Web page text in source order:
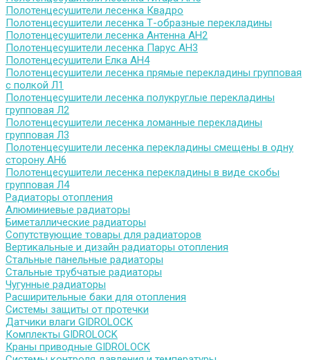
Полотенцесушители лесенка Квадро
Полотенцесушители лесенка Т-образные перекладины
Полотенцесушители лесенка Антенна АН2
Полотенцесушители лесенка Парус АН3
Полотенцесушители Елка АН4
Полотенцесушители лесенка прямые перекладины групповая
с полкой Л1
Полотенцесушители лесенка полукруглые перекладины
групповая Л2
Полотенцесушители лесенка ломанные перекладины
групповая Л3
Полотенцесушители лесенка перекладины смещены в одну
сторону АН6
Полотенцесушители лесенка перекладины в виде скобы
групповая Л4
Радиаторы отопления
Алюминиевые радиаторы
Биметаллические радиаторы
Сопутствующие товары для радиаторов
Вертикальные и дизайн радиаторы отопления
Стальные панельные радиаторы
Стальные трубчатые радиаторы
Чугунные радиаторы
Расширительные баки для отопления
Системы защиты от протечки
Датчики влаги GIDROLOCK
Комплекты GIDROLOCK
Краны приводные GIDROLOCK